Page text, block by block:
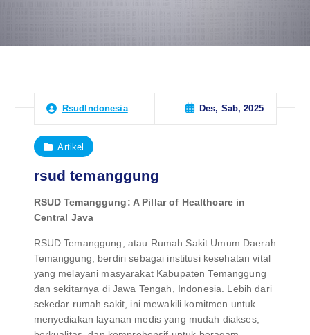
RsudIndonesia Des, Sab, 2025
Artikel
rsud temanggung
RSUD Temanggung: A Pillar of Healthcare in
Central Java
RSUD Temanggung, atau Rumah Sakit Umum Daerah
Temanggung, berdiri sebagai institusi kesehatan vital
yang melayani masyarakat Kabupaten Temanggung
dan sekitarnya di Jawa Tengah, Indonesia. Lebih dari
sekedar rumah sakit, ini mewakili komitmen untuk
menyediakan layanan medis yang mudah diakses,